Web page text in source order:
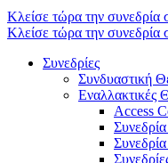
Κλείσε τώρα την συνεδρία
Κλείσε τώρα την συνεδρία
Συνεδρίες
Συνδυαστική
Εναλλακτικές
Access